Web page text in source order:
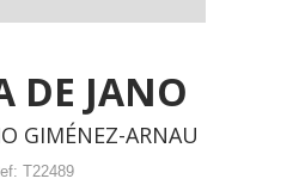
DE JANO
GIMÉNEZ-ARNAU
T22489